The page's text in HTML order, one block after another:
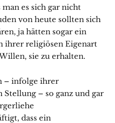
es sich gar nicht
von heute sollten sich
ja hätten sogar ein
ihrer religiösen Eigenart
sie zu erhalten.
– infolge ihrer
– so ganz und gar
dass ein